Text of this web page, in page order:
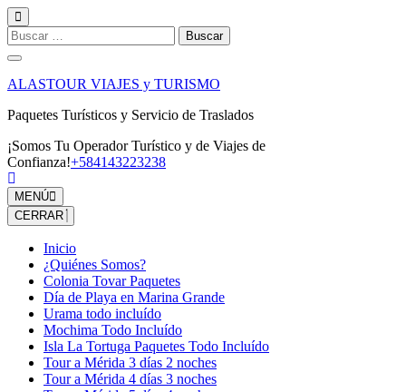
Saltar
al
contenido
(presiona
la
tecla
Intro)
Buscar:
ALASTOUR VIAJES y TURISMO
Paquetes Turísticos y Servicio de Traslados
¡Somos Tu Operador Turístico y de Viajes de
Confianza!+584143223238
MENÚ
CERRAR
Inicio
¿Quiénes Somos?
Colonia Tovar Paquetes
Día de Playa en Marina Grande
Urama todo incluído
Mochima Todo Incluído
Isla La Tortuga Paquetes Todo Incluído
Tour a Mérida 3 días 2 noches
Tour a Mérida 4 días 3 noches